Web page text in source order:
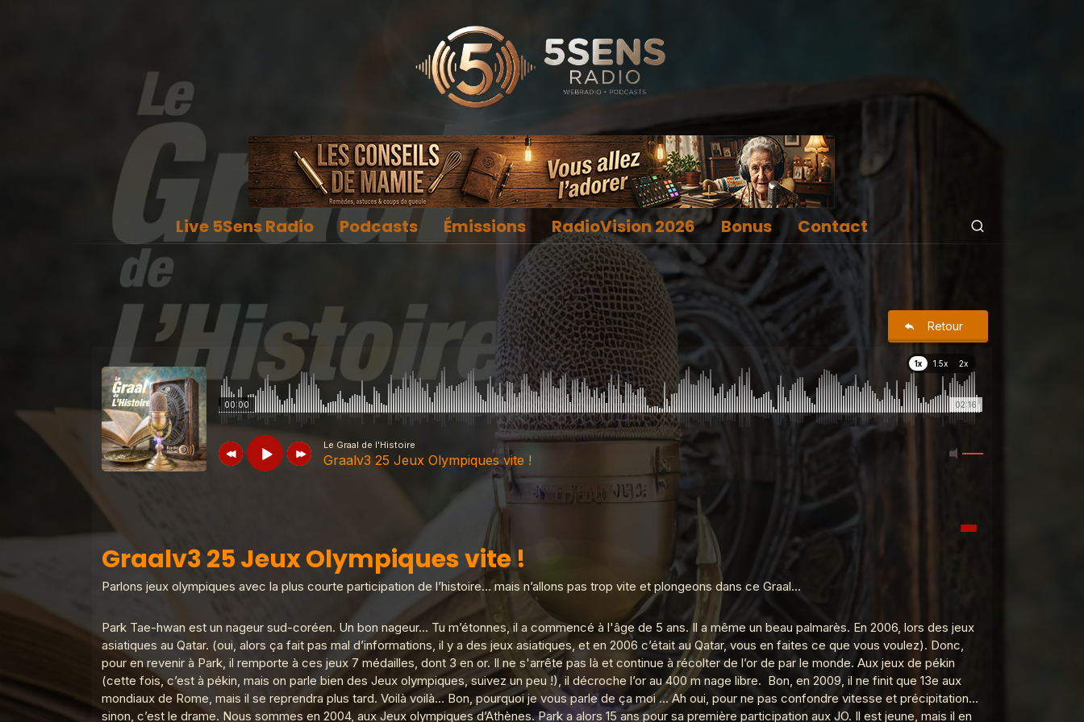
Live 5Sens Radio Podcasts Émissions RadioVision 2026 Bonus Contact
Retour
02:16
00:00
Le Graal de l'Histoire
Graalv3 25 Jeux Olympiques vite !
Graalv3 25 Jeux Olympiques vite !
Le Graal de l'Histoire Graalv3 31 Franco de port
Le Graal de l'Histoire Graalv3 30 La barbe
Le Graal de l'Histoire Graalv3 29 Scaphandre
1x 1.5x 2x
Graalv3 25 Jeux Olympiques vite !
Parlons jeux olympiques avec la plus courte participation de l’histoire… mais n’allons pas trop vite et plongeons dans ce Graal…
Park Tae-hwan est un nageur sud-coréen. Un bon nageur… Tu m’étonnes, il a commencé à l'âge de 5 ans. Il a même un beau palmarès. En 2006, lors des jeux
asiatiques au Qatar. (oui, alors ça fait pas mal d’informations, il y a des jeux asiatiques, et en 2006 c’était au Qatar, vous en faites ce que vous voulez). Donc,
pour en revenir à Park, il remporte à ces jeux 7 médailles, dont 3 en or. Il ne s'arrête pas là et continue à récolter de l’or de par le monde. Aux jeux de pékin
(cette fois, c’est à pékin, mais on parle bien des Jeux olympiques, suivez un peu !), il décroche l’or au 400 m nage libre. Bon, en 2009, il ne finit que 13e aux
mondiaux de Rome, mais il se reprendra plus tard. Voilà voilà… Bon, pourquoi je vous parle de ça moi … Ah oui, pour ne pas confondre vitesse et précipitation…
sinon, c’est le drame. Nous sommes en 2004, aux Jeux olympiques d’Athènes. Park a alors 15 ans pour sa première participation aux JO. Il est jeune, mais il en